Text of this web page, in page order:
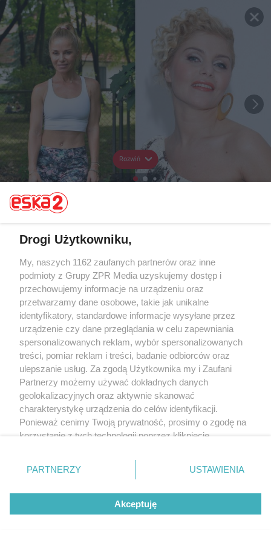
Rozwiń
Drogi Użytkowniku,
My, naszych 1162 zaufanych partnerów oraz inne
podmioty z Grupy ZPR Media uzyskujemy dostęp i
przechowujemy informacje na urządzeniu oraz
przetwarzamy dane osobowe, takie jak unikalne
identyfikatory, standardowe informacje wysyłane przez
urządzenie czy dane przeglądania w celu zapewniania
spersonalizowanych reklam, wybór spersonalizowanych
treści, pomiar reklam i treści, badanie odbiorców oraz
ulepszanie usług. Za zgodą Użytkownika my i Zaufani
Partnerzy możemy używać dokładnych danych
geolokalizacyjnych oraz aktywnie skanować
charakterystykę urządzenia do celów identyfikacji.
Ponieważ cenimy Twoją prywatność, prosimy o zgodę na
korzystanie z tych technologii poprzez kliknięcie
zmienić/wycofać klikając przycisk ustawień prywatności
znajdujący się w lewym dolnym rogu strony
rodzaje przetwarzania danych nie wymagają zgody
użytkownika, ale masz prawo sprzeciwić się takiemu
przetwarzaniu. Preferencje będą miały zastosowanie tylko
PARTNERZY USTAWIENIA
Akceptuję